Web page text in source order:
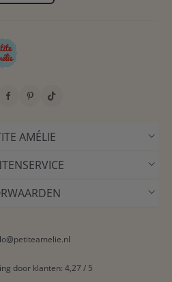
AMÉLIE
door klanten: 4,27 / 5